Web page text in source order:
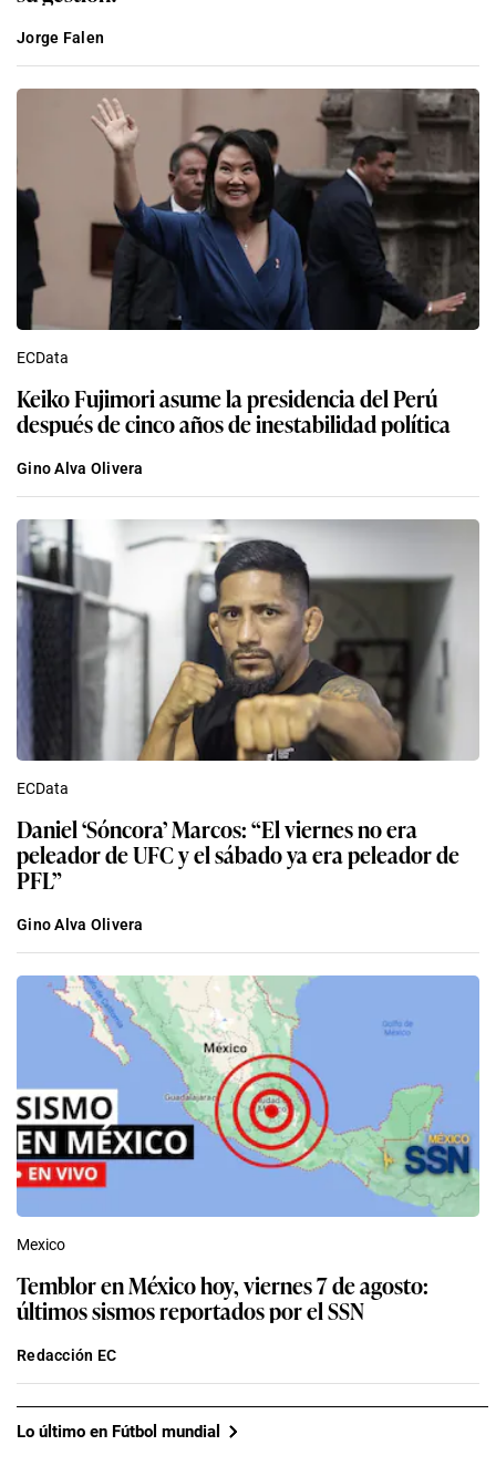
Jorge Falen
ECData
Keiko Fujimori asume la presidencia del Perú
después de cinco años de inestabilidad política
Gino Alva Olivera
ECData
Daniel ‘Sóncora’ Marcos: “El viernes no era
peleador de UFC y el sábado ya era peleador de
PFL”
Gino Alva Olivera
Mexico
Temblor en México hoy, viernes 7 de agosto:
últimos sismos reportados por el SSN
Redacción EC
Lo último en Fútbol mundial